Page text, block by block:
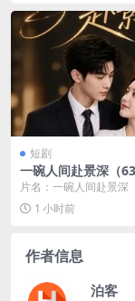
短剧
一碗人间赴景深（
剧 (2026)
片名：一碗人间赴景深
短剧 (2026) 分类：短剧
6... 1 小时前
作者信息
泊客